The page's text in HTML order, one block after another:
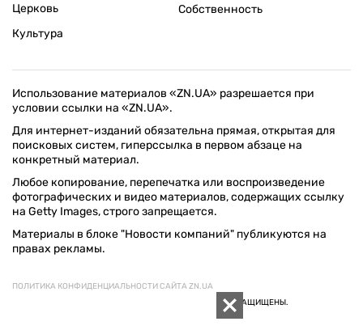
Церковь
Культура
Собственность
Использование материалов «ZN.UA» разрешается при
условии ссылки на «ZN.UA».
Для интернет-изданий обязательна прямая, открытая для
поисковых систем, гиперссылка в первом абзаце на
конкретный материал.
Любое копирование, перепечатка или воспроизведение
фотографических и видео материалов, содержащих ссылку
на Getty Images, строго запрещается.
Материалы в блоке "Новости компаний" публикуются на
правах рекламы.
ПОЛИТИКА КОНФИДЕНЦИАЛЬНОСТИ САЙТА ZN.UA
© 1994–2026 «ЗЕРКАЛО НЕДЕЛИ. УКРАИНА». ВСЕ ПРАВА ЗАЩИЩЕНЫ.